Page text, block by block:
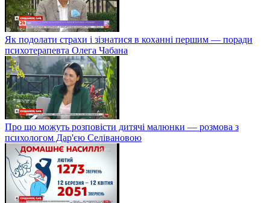
Як подолати страхи і зізнатися в коханні першим — поради
психотерапевта Олега Чабана
Про що можуть розповісти дитячі малюнки — розмова з
психологом Дар'єю Селівановою